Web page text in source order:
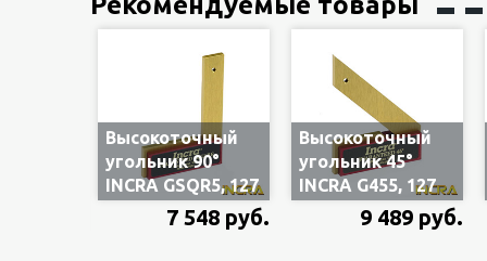
Высокоточный
угольник 90°
INCRA GSQR5, 127
мм, из цельной
7 548 руб.
Высокоточный
угольник 45°
INCRA G455, 127
мм, из цельной
9 489 руб.